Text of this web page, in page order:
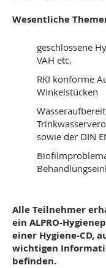
Wesentliche
geschlossene
VAH etc.
RKI konforme
Winkelstücken
sowie der DIN
Alle Teilnehmer
ein ALPRO-
einer Hygiene-CD,
wichtigen
befinden.